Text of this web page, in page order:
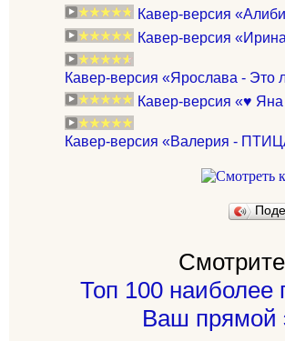
Кавер-версия
Кавер-версия
Кавер-версия «Ярослава - Это
Кавер-версия «♥
Кавер-версия «Валерия -
Топ 100 наиболее
Ваш прямой